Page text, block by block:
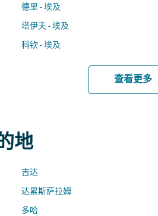
德里 - 埃及
塔伊夫 - 埃及
科钦 - 埃及
查看更多
地
吉达
达累斯萨拉姆
多哈